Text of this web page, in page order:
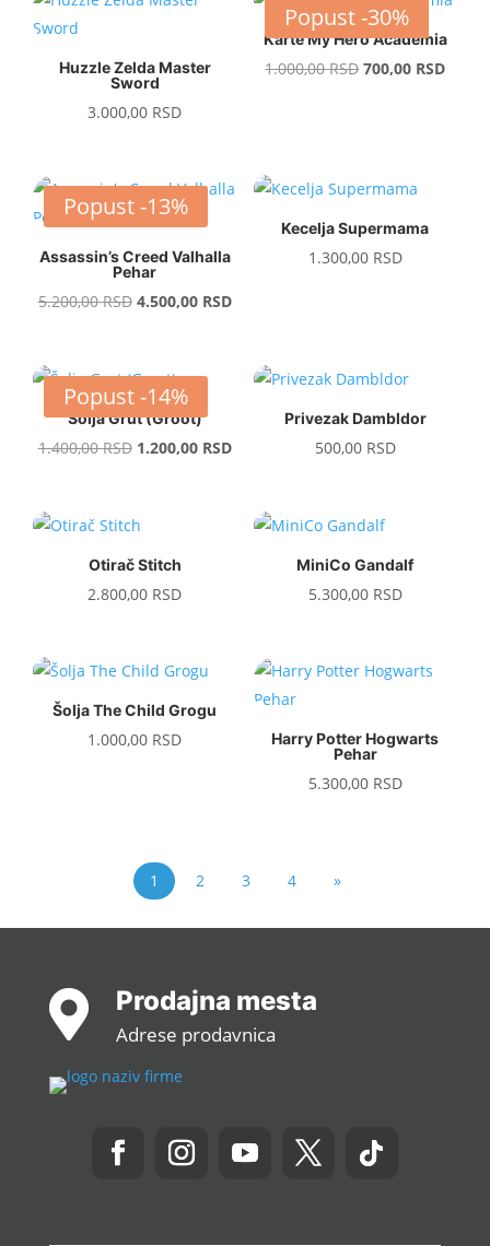
Huzzle Zelda Master
Sword
3.000,00 RSD
Popust -30%
Karte My Hero Academia
1.000,00RSDOriginal
700,00 RSD
Popust -13%
Assassin’s Creed Valhalla
Pehar
5.200,00RSD Original
5.200,00 RSD.
4.500,00 RSDCurrent
4.500,00 RSD.
Kecelja Supermama
1.300,00 RSD
Popust -14%
Šolja Grut (Groot)
1.400,00RSD Original
1.400,00 RSD.
1.200,00 RSDCurrent
1.200,00 RSD.
Privezak Dambldor
500,00 RSD
Otirač Stitch
2.800,00 RSD
MiniCo Gandalf
5.300,00 RSD
Šolja The Child Grogu
1.000,00 RSD
Harry Potter Hogwarts
Pehar
5.300,00 RSD
1 2 3 4 »
 Prodajna mesta
Adrese prodavnica